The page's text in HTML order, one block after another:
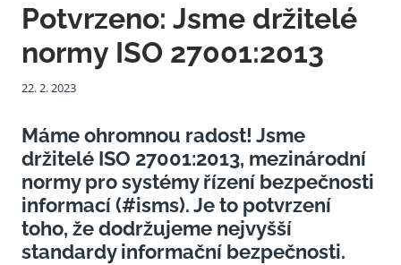
Potvrzeno: Jsme držitelé
normy ISO 27001:2013
22. 2. 2023
Máme ohromnou radost! Jsme
držitelé ISO 27001:2013, mezinárodní
normy pro systémy řízení bezpečnosti
informací (#isms). Je to potvrzení
toho, že dodržujeme nejvyšší
standardy informační bezpečnosti.